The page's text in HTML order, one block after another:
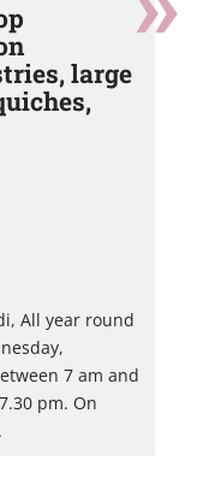
large
All year round
7 am and
pm. On